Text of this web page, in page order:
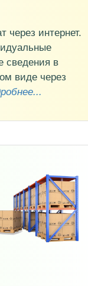
интернет.
сведения в
виде через